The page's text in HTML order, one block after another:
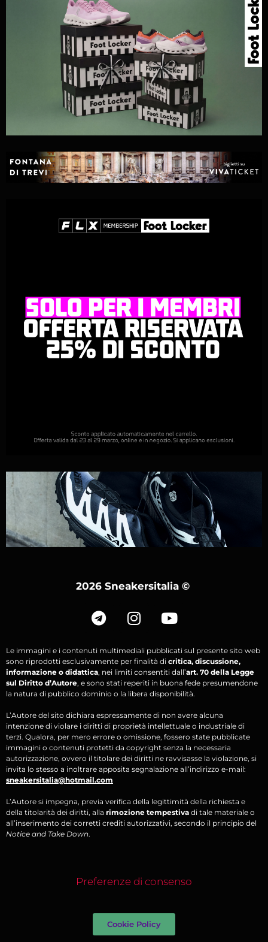
2026 Sneakersitalia ©
Le immagini e i contenuti multimediali pubblicati sul presente sito web
sono riprodotti esclusivamente per finalità di critica, discussione,
informazione o didattica, nei limiti consentiti dall’art. 70 della Legge
sul Diritto d’Autore, e sono stati reperiti in buona fede presumendone
la natura di pubblico dominio o la libera disponibilità.
L’Autore del sito dichiara espressamente di non avere alcuna
intenzione di violare i diritti di proprietà intellettuale o industriale di
terzi. Qualora, per mero errore o omissione, fossero state pubblicate
immagini o contenuti protetti da copyright senza la necessaria
autorizzazione, ovvero il titolare dei diritti ne ravvisasse la violazione, si
invita lo stesso a inoltrare apposita segnalazione all’indirizzo e-mail:
sneakersitalia@hotmail.com
L’Autore si impegna, previa verifica della legittimità della richiesta e
della titolarità dei diritti, alla rimozione tempestiva di tale materiale o
all’inserimento dei corretti crediti autorizzativi, secondo il principio del
Notice and Take Down.
Preferenze di consenso
Cookie Policy